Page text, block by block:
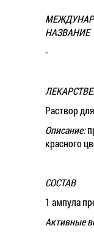
НАЗВАНИЕ
-
Раствор
Описание:
красного
СОСТАВ
1 ампула
Активные